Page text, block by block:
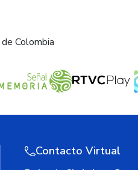
Colombia
Contacto Virtual